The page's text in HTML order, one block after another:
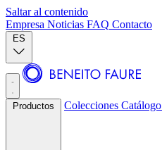
Saltar al contenido
Empresa Noticias FAQ Contacto
ES
Productos Colecciones Catálogo